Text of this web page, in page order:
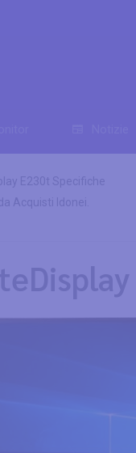
E230t Specifiche
Acquisti Idonei.